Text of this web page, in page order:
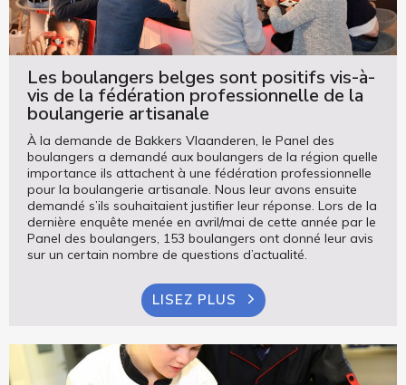
Les boulangers belges sont positifs vis-à-
vis de la fédération professionnelle de la
boulangerie artisanale
À la demande de Bakkers Vlaanderen, le Panel des
boulangers a demandé aux boulangers de la région quelle
importance ils attachent à une fédération professionnelle
pour la boulangerie artisanale. Nous leur avons ensuite
demandé s’ils souhaitaient justifier leur réponse. Lors de la
dernière enquête menée en avril/mai de cette année par le
Panel des boulangers, 153 boulangers ont donné leur avis
sur un certain nombre de questions d’actualité.
LISEZ PLUS